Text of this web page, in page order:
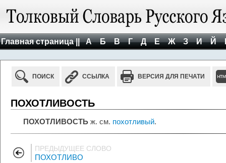
Главная страница || А Б В Г Д Е Ж З И Й
ПОИСК ССЫЛКА ВЕРСИЯ ДЛЯ ПЕЧАТИ
ПОХОТЛИВОСТЬ
ПОХОТЛИВОСТЬ ж. см. похотливый.
ПРЕДЫДУЩЕЕ СЛОВО
ПОХОТЛИВО